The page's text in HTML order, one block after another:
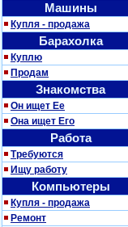
Машины
Купля - продажа
Барахолка
Куплю
Продам
Знакомства
Он ищет Ее
Она ищет Его
Работа
Требуются
Ищу работу
Компьютеры
Купля - продажа
Ремонт